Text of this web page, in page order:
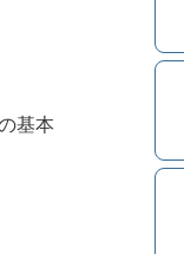
基本